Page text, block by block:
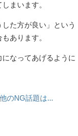
まいます。
た方が良い」という
あります。
なってあげるように
のNG話題は...